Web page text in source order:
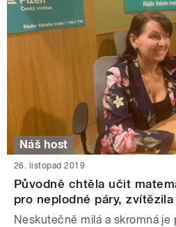
Náš host
26. listopad 2019
Původně chtěla učit
pro neplodné páry,
Neskutečně milá a skromná je